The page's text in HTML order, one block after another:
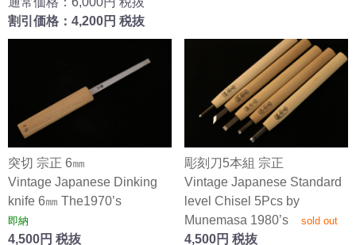
割引価格：4,200円 税抜
突切 宗正 6㎜
Vintage Japanese Dinking
knife 6㎜ The1970’s
即納
4,500円 税抜
彫刻刀5本組 宗正
Vintage Japanese Standard
level Chisel 5Pcs by
Munemasa 1980’s sold out
4,500円 税抜